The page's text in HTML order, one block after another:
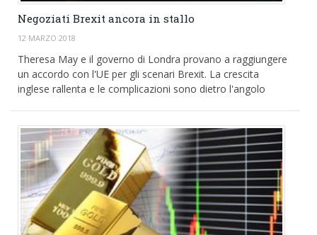
Negoziati Brexit ancora in stallo
12 MARZO 2018
Theresa May e il governo di Londra provano a raggiungere
un accordo con l'UE per gli scenari Brexit. La crescita
inglese rallenta e le complicazioni sono dietro l'angolo